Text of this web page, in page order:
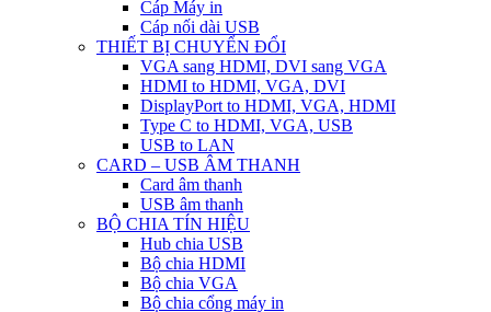
Cáp Máy in
Cáp nối dài USB
THIẾT BỊ CHUYỂN ĐỔI
VGA sang HDMI, DVI sang VGA
HDMI to HDMI, VGA, DVI
DisplayPort to HDMI, VGA, HDMI
Type C to HDMI, VGA, USB
USB to LAN
CARD – USB ÂM THANH
Card âm thanh
USB âm thanh
BỘ CHIA TÍN HIỆU
Hub chia USB
Bộ chia HDMI
Bộ chia VGA
Bộ chia cổng máy in